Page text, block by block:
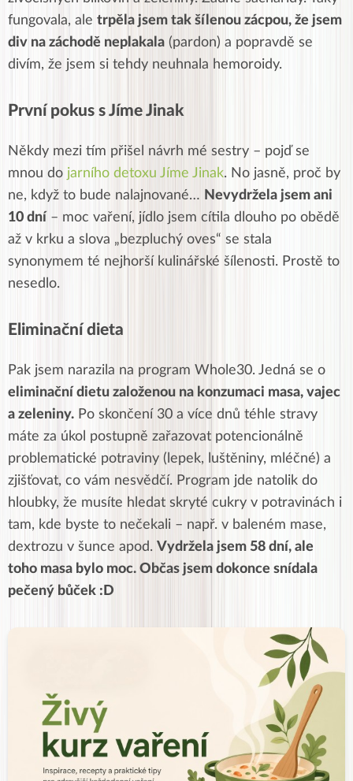
fungovala, ale trpěla jsem tak šílenou zácpou, že jsem
div na záchodě neplakala (pardon) a popravdě se
divím, že jsem si tehdy neuhnala hemoroidy.
První pokus s Jíme Jinak
Někdy mezi tím přišel návrh mé sestry – pojď se
mnou do jarního detoxu Jíme Jinak. No jasně, proč by
ne, když to bude nalajnované… Nevydržela jsem ani
10 dní – moc vaření, jídlo jsem cítila dlouho po obědě
až v krku a slova „bezpluchý oves“ se stala
synonymem té nejhorší kulinářské šílenosti. Prostě to
nesedlo.
Eliminační dieta
Pak jsem narazila na program Whole30. Jedná se o
eliminační dietu založenou na konzumaci masa, vajec
a zeleniny. Po skončení 30 a více dnů téhle stravy
máte za úkol postupně zařazovat potencionálně
problematické potraviny (lepek, luštěniny, mléčné) a
zjišťovat, co vám nesvědčí. Program jde natolik do
hloubky, že musíte hledat skryté cukry v potravinách i
tam, kde byste to nečekali – např. v baleném mase,
dextrozu v šunce apod. Vydržela jsem 58 dní, ale
toho masa bylo moc. Občas jsem dokonce snídala
pečený bůček :D